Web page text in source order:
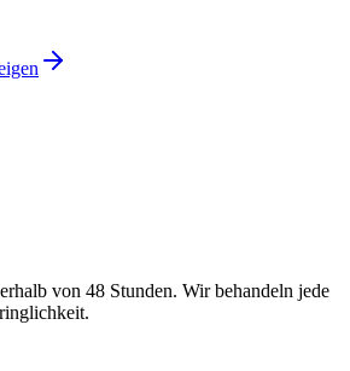
von 48 Stunden. Wir behandeln jede